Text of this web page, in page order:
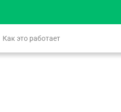
Как это работает